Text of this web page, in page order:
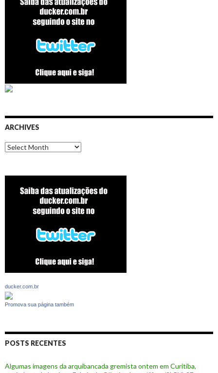
ARCHIVES
Archives
ducker.com.br
Promova sua página também
POSTS RECENTES
Algumas imagens da arquibancada gremista ontem em Curitiba,